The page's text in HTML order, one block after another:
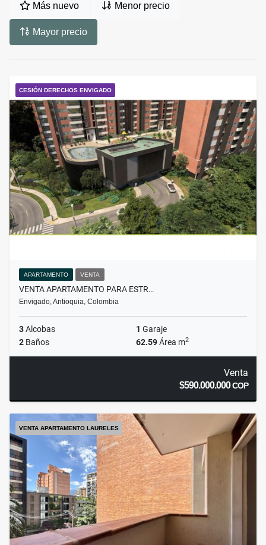
Más nuevo Menor precio
Mayor precio
CESIÓN DERECHOS ENVIGADO
APARTAMENTO VENTA
VENTA APARTAMENTO PARA ESTR…
Envigado, Antioquia, Colombia
3Alcobas 1 Garaje
2 Baños 62.59Área m2
Venta
$590.000.000COP
VENTA APARTAMENTO LAURELES